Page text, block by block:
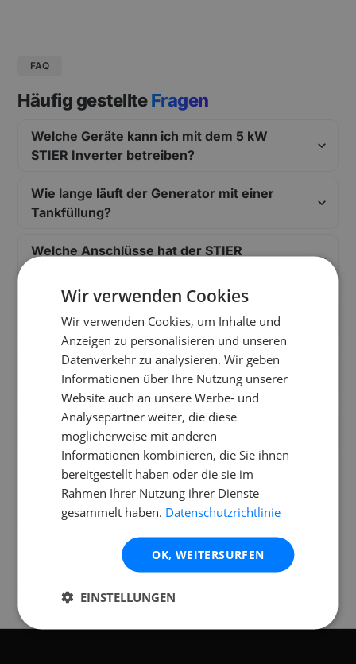
FAQ
Häufig gestellteFragen
Welche Geräte kann ich mit dem 5 kW
STIER Inverter betreiben?
Wie lange läuft der Generator mit einer
Tankfüllung?
Welche Anschlüsse hat der STIER
Ist der STIER Inverter für Events leise
genug?
Wie transportiere ich den Generator und
passt er in mein Auto?
Benötige ich Vorkenntnisse für die
Bedienung des Generators?
Standorte
Verfügbar an folgendenStandorten
München
Wir verwenden Cookies
Wir verwenden Cookies, um Inhalte und
Anzeigen zu personalisieren und unseren
Datenverkehr zu analysieren. Wir geben
Informationen über Ihre Nutzung unserer
Website auch an unsere Werbe- und
Analysepartner weiter, die diese
möglicherweise mit anderen
Informationen kombinieren, die Sie ihnen
bereitgestellt haben oder die sie im
Rahmen Ihrer Nutzung ihrer Dienste
gesammelt haben. Datenschutzrichtlinie
OK, WEITERSURFEN
EINSTELLUNGEN